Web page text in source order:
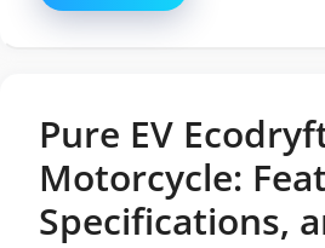
Pure EV
Motorcycle:
Specifications,